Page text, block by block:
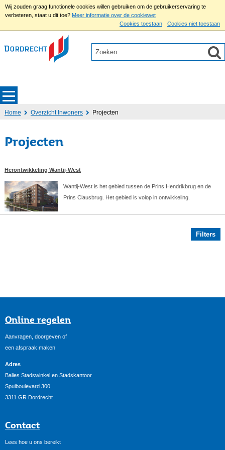
Wij zouden graag functionele cookies willen gebruiken om de gebruikerservaring te
verbeteren, staat u dit toe? Meer informatie over de cookiewet
Cookies toestaan
Cookies niet toestaan
Home Overzicht Inwoners Projecten
Projecten
Herontwikkeling Wantij-West
Wantij-West is het gebied tussen de Prins Hendrikbrug en de
Prins Clausbrug. Het gebied is volop in ontwikkeling.
Filters
Online regelen
Aanvragen, doorgeven of
een afspraak maken
Adres
Balies Stadswinkel en Stadskantoor
Spuiboulevard 300
3311 GR Dordrecht
Contact
Lees hoe u ons bereikt